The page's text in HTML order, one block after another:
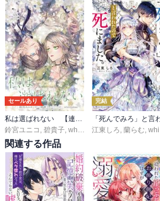
セールあり
鈴宮ユニコ 碧貴子 whimhalooo
完結
江東しろ 蘭らむ whimhalooo
関連する作品